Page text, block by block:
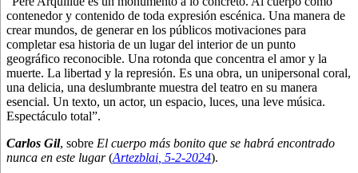
contenedor y contenido de toda expresión escénica. Una manera de
crear mundos, de generar en los públicos motivaciones para
completar esa historia de un lugar del interior de un punto
geográfico reconocible. Una rotonda que concentra el amor y la
muerte. La libertad y la represión. Es una obra, un unipersonal coral,
una delicia, una deslumbrante muestra del teatro en su manera
esencial. Un texto, un actor, un espacio, luces, una leve música.
Espectáculo total”.
Carlos Gil, sobre El cuerpo más bonito que se habrá encontrado
nunca en este lugar(Artezblai , 5-2-2024).